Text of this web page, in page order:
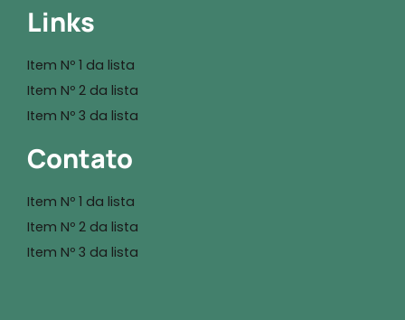
Links
Item Nº 1 da lista
Item Nº 2 da lista
Item Nº 3 da lista
Contato
Item Nº 1 da lista
Item Nº 2 da lista
Item Nº 3 da lista